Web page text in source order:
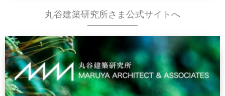
丸谷建築研究所さま公式サイトへ